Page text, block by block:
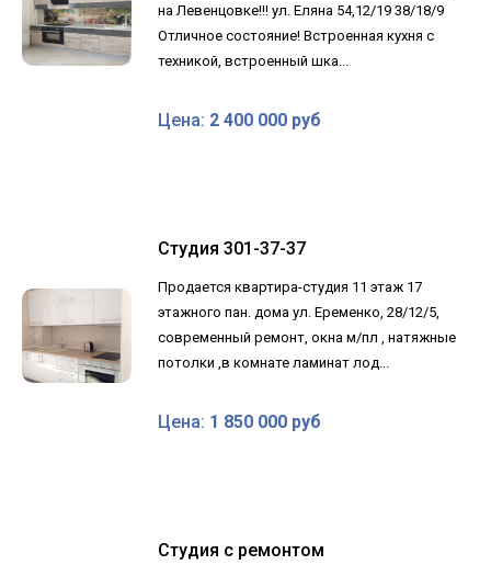
на Левенцовке!!! ул. Еляна 54,12/19 38/18/9
Отличное состояние! Встроенная кухня с
техникой, встроенный шка...
Цена: 2 400 000 руб
Студия 301-37-37
Продается квартира-студия 11 этаж 17
этажного пан. дома ул. Еременко, 28/12/5,
современный ремонт, окна м/пл , натяжные
потолки ,в комнате ламинат лод...
Цена: 1 850 000 руб
Студия с ремонтом